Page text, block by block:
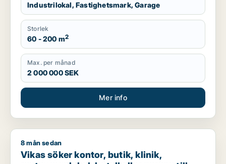
Industrilokal, Fastighetsmark, Garage
Storlek
60 - 200 m2
Max. per månad
2 000 000 SEK
Mer info
Vikas söker kontor, butik, klinik, restauranglokal, hotell
8 mån sedan
Vikas söker kontor, butik, klinik,